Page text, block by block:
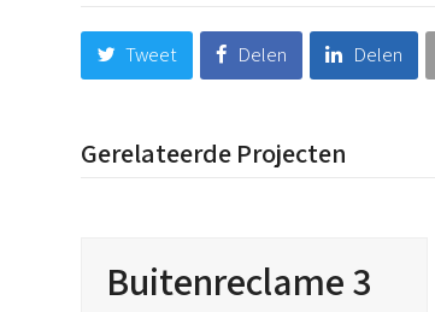
Tweet Delen Delen
Gerelateerde Projecten
Buitenreclame 3